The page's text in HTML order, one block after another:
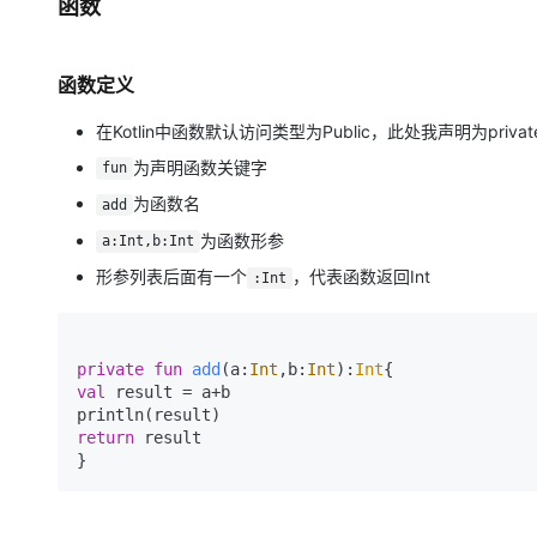
函数
函数定义
在Kotlin中函数默认访问类型为Public，此处我声明为
fun 为声明函数关键字
add 为函数名
a:Int,b:Int 为函数形参
形参列表后面有一个 :Int ，代表函数返回Int
private fun add (a: Int ,b: Int) : Int
val
result = a+b
return result
}